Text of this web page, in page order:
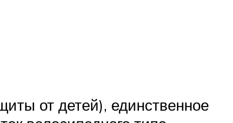
от детей), единственное